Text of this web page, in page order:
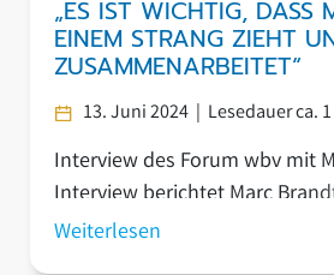
„ES IST WICHTIG, DASS
EINEM STRANG ZIEHT
ZUSAMMENARBEITET“
13. Juni 2024 | Lesedauer ca.
Interview des Forum wbv mit
Interview berichtet Marc
Weiterbildungsverbund und
Weiterlesen